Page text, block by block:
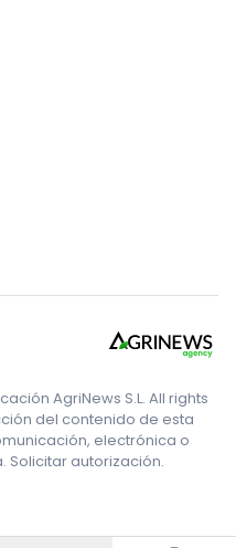
AgriNews S.L. All rights
del contenido de esta
electrónica o
Solicitar autorización.